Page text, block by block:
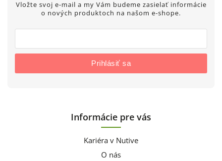
Vložte svoj e-mail a my Vám budeme zasielať informácie
o nových produktoch na našom e-shope.
Prihlásiť sa
Informácie pre vás
Kariéra v Nutive
O nás